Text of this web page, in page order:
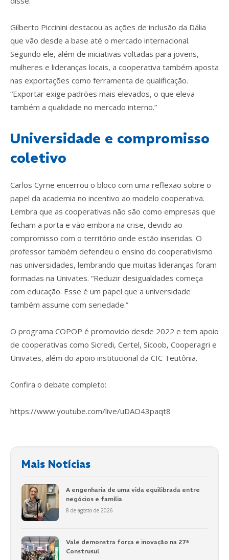
Gilberto Piccinini destacou as ações de inclusão da Dália
que vão desde a base até o mercado internacional.
Segundo ele, além de iniciativas voltadas para jovens,
mulheres e lideranças locais, a cooperativa também aposta
nas exportações como ferramenta de qualificação.
“Exportar exige padrões mais elevados, o que eleva
também a qualidade no mercado interno.”
Universidade e compromisso
coletivo
Carlos Cyrne encerrou o bloco com uma reflexão sobre o
papel da academia no incentivo ao modelo cooperativa.
Lembra que as cooperativas não são como empresas que
fecham a porta e vão embora na crise, devido ao
compromisso com o território onde estão inseridas. O
professor também defendeu o ensino do cooperativismo
nas universidades, lembrando que muitas lideranças foram
formadas na Univates. “Reduzir desigualdades começa
com educação. Esse é um papel que a universidade
também assume com seriedade.”
O programa COPOP é promovido desde 2022 e tem apoio
de cooperativas como Sicredi, Certel, Sicoob, Cooperagri e
Univates, além do apoio institucional da CIC Teutônia.
Confira o debate completo:
https://www.youtube.com/live/uDAO43paqt8
Mais Notícias
A engenharia de uma vida equilibrada entre
negócios e família
8 de agosto de 2026
Vale demonstra força e inovação na 27ª
Construsul